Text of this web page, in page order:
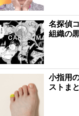
名探偵
組織の
小指用
ストま